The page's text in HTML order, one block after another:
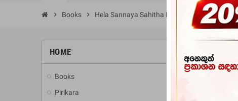
chevron_right Books chevron_right Hela Sannaya Sahitha Balawatharaya
HOME
Books
Pirikara
-10%